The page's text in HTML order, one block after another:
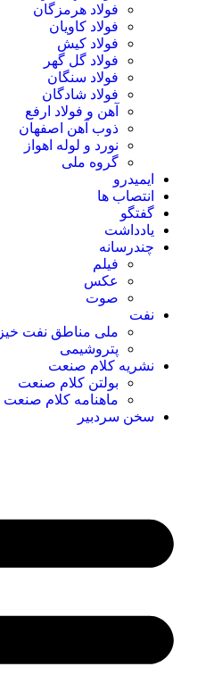
فولاد هرمزگان
فولاد کاویان
فولاد کیش
فولاد گل گهر
فولاد سنگان
فولاد شادگان
آهن و فولاد ارفع
ذوب آهن اصفهان
نورد و لوله اهواز
گروه ملی
ایمیدرو
انتصاب ها
گفتگو
یادداشت
چندرسانه
فیلم
عکس
صوت
نفت
ملی مناطق نفت خیز
پتروشیمی
نشریه کلام صنعت
بولتن کلام صنعت
ماهنامه کلام صنعت
سخن سردبیر